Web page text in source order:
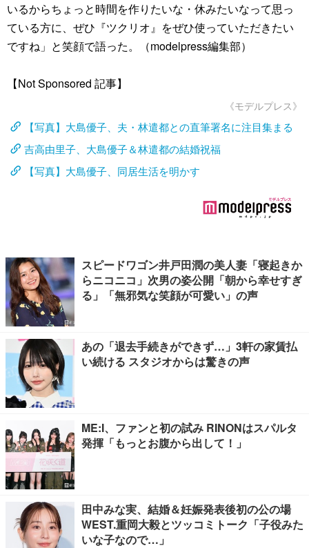
いるからちょっと時間を作りたいな・休みたいなって思っ
ている方に、ぜひ『ツクリオ』をぜひ使っていただきたい
ですね」と笑顔で語った。（modelpress編集部）
【Not Sponsored 記事】
《モデルプレス》
【写真】大島優子、夫・林遣都との直筆署名に注目集まる
吉高由里子、大島優子＆林遣都の結婚祝福
【写真】大島優子、同居生活を明かす
スピードワゴン井戸田潤の美人妻「寝起きか
らニコニコ」次男の姿公開「朝から幸せすぎ
る」「無邪気な笑顔が可愛い」の声
あの「退去手続きができず…」3軒の家賃払
い続ける スタジオからは驚きの声
ME:I、ファンと初の試み RINONはスパルタ
発揮「もっとお腹から出して！」
田中みな実、結婚＆妊娠発表後初の公の場
WEST.重岡大毅とツッコミトーク「子役みた
いな子なので…」